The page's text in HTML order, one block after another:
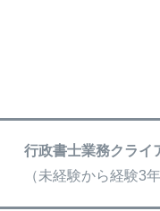
行政書士業務クライ
（未経験から経験3年